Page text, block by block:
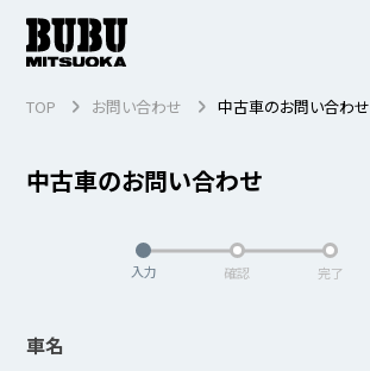
中古車のお問い合わせ
TOP お問い合わせ 中古車のお問い合わせ
入力 確認 完了
車名